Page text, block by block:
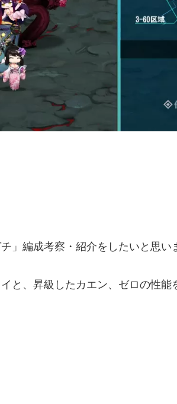
」編成考察・紹介をしたいと思い
と、昇級したカエン、ゼロの性能